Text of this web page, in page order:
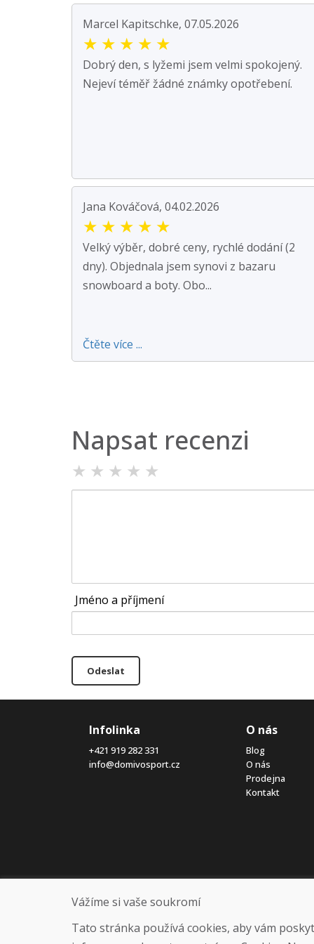
Marcel Kapitschke, 07.05.2026
★ ★ ★ ★ ★
Dobrý den, s lyžemi jsem velmi spokojený.
Nejeví téměř žádné známky opotřebení.
Jana Kováčová, 04.02.2026
★ ★ ★ ★ ★
Velký výběr, dobré ceny, rychlé dodání (2
dny). Objednala jsem synovi z bazaru
snowboard a boty. Obo...
Čtěte více ...
Napsat recenzi
★ ★ ★ ★ ★
Jméno a příjmení
Odeslat
Infolinka
+421 919 282 331
info@domivosport.cz
O nás
Blog
O nás
Prodejna
Kontakt
Vážíme si vaše soukromí
Tato stránka používá cookies, aby vám